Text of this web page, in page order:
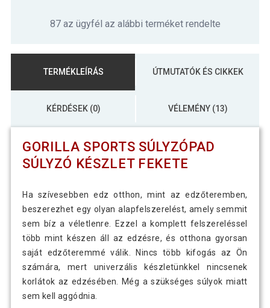
87 az ügyfél az alábbi terméket rendelte
TERMÉKLEÍRÁS ÚTMUTATÓK ÉS CIKKEK
KÉRDÉSEK (0) VÉLEMÉNY (13)
GORILLA SPORTS SÚLYZÓPAD
SÚLYZÓ KÉSZLET FEKETE
Ha szívesebben edz otthon, mint az edzőteremben,
beszerezhet egy olyan alapfelszerelést, amely semmit
sem bíz a véletlenre. Ezzel a komplett felszereléssel
több mint készen áll az edzésre, és otthona gyorsan
saját edzőteremmé válik. Nincs több kifogás az Ön
számára, mert univerzális készletünkkel nincsenek
korlátok az edzésében. Még a szükséges súlyok miatt
sem kell aggódnia.